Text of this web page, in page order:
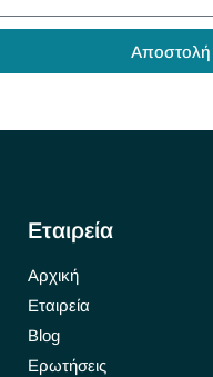
Αποστολή
Εταιρεία
Αρχική
Εταιρεία
Blog
Ερωτήσεις